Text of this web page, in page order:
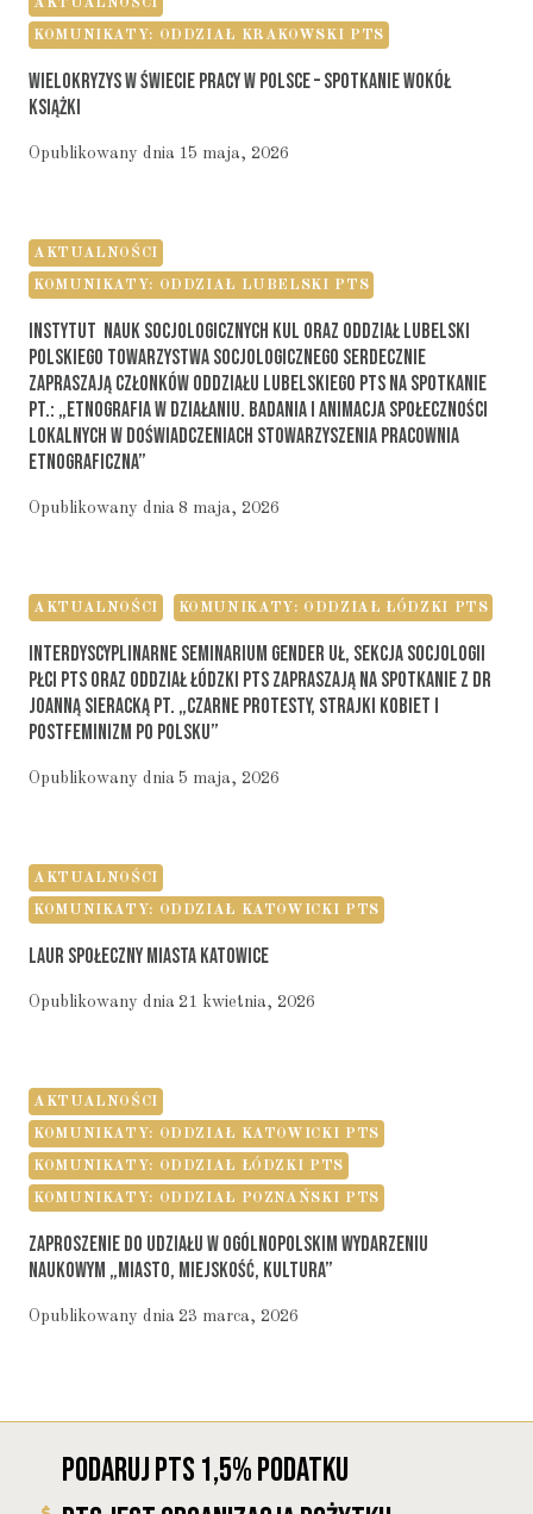
KOMUNIKATY: ODDZIAŁ KRAKOWSKI PTS
Wielokryzys W Świecie Pracy W Polsce – Spotkanie Wokół
Książki
Opublikowany dnia 15 maja, 2026
AKTUALNOŚCI
KOMUNIKATY: ODDZIAŁ LUBELSKI PTS
Instytut Nauk Socjologicznych KUL Oraz Oddział Lubelski
Polskiego Towarzystwa Socjologicznego Serdecznie
Zapraszają Członków Oddziału Lubelskiego PTS Na Spotkanie
Pt.: „Etnografia W Działaniu. Badania I Animacja Społeczności
Lokalnych W Doświadczeniach Stowarzyszenia Pracownia
Etnograficzna”
Opublikowany dnia 8 maja, 2026
AKTUALNOŚCI KOMUNIKATY: ODDZIAŁ ŁÓDZKI PTS
Interdyscyplinarne Seminarium Gender UŁ, Sekcja Socjologii
Płci PTS Oraz Oddział Łódzki PTS Zapraszają Na Spotkanie Z Dr
Joanną Sieracką Pt. „Czarne Protesty, Strajki Kobiet I
Postfeminizm Po Polsku”
Opublikowany dnia 5 maja, 2026
AKTUALNOŚCI
KOMUNIKATY: ODDZIAŁ KATOWICKI PTS
Laur Społeczny Miasta Katowice
Opublikowany dnia 21 kwietnia, 2026
AKTUALNOŚCI
KOMUNIKATY: ODDZIAŁ KATOWICKI PTS
KOMUNIKATY: ODDZIAŁ ŁÓDZKI PTS
KOMUNIKATY: ODDZIAŁ POZNAŃSKI PTS
Zaproszenie Do Udziału W Ogólnopolskim Wydarzeniu
Naukowym „Miasto, Miejskość, Kultura”
Opublikowany dnia 23 marca, 2026
Podaruj PTS 1,5% Podatku